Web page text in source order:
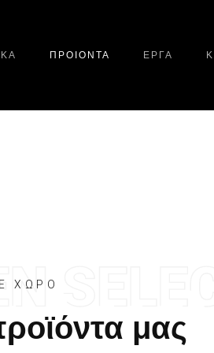
ΠΡΟΙΟΝΤΑ ΕΡΓΑ
ΧΩΡΟ
μας